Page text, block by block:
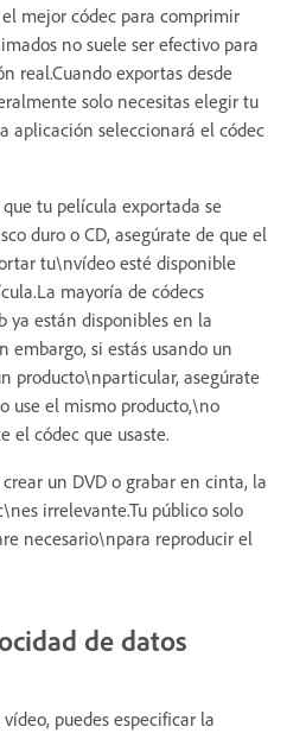
mejor códec para comprimir
no suele ser efectivo para
real.Cuando exportas desde
solo necesitas elegir tu
aplicación seleccionará el códec
tu película exportada se
duro o CD, asegúrate de que el
tu\nvídeo esté disponible
mayoría de códecs
ya están disponibles en la
embargo, si estás usando un
producto\nparticular, asegúrate
use el mismo producto,\no
el códec que usaste.
un DVD o grabar en cinta, la
irrelevante.Tu público solo
necesario\npara reproducir el
de datos
puedes especificar la